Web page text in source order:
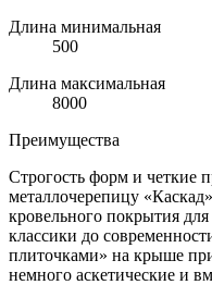
Длина минимальная
500
Длина максимальная
8000
Преимущества
Строгость форм и четкие
металлочерепицу
кровельного покрытия
классики до
плиточками» на крыше
немного аскетические и